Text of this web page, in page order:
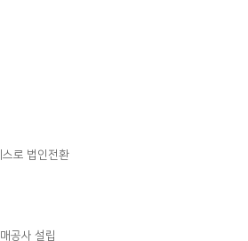
로 법인전환
공사 설립